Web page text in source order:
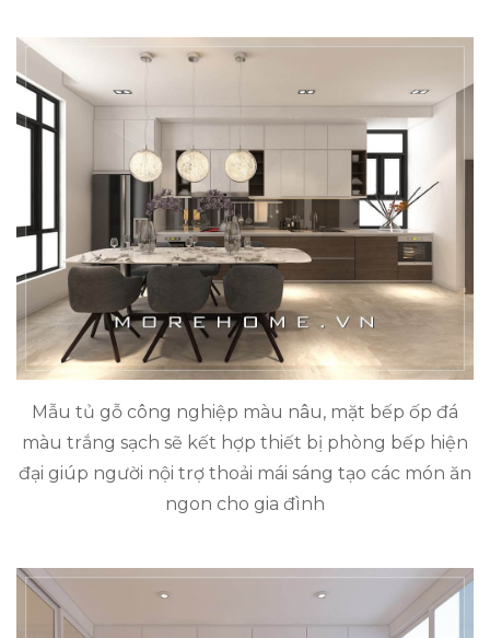
Mẫu tủ gỗ công nghiệp màu nâu, mặt bếp ốp đá
màu trắng sạch sẽ kết hợp thiết bị phòng bếp hiện
đại giúp người nội trợ thoải mái sáng tạo các món ăn
ngon cho gia đình